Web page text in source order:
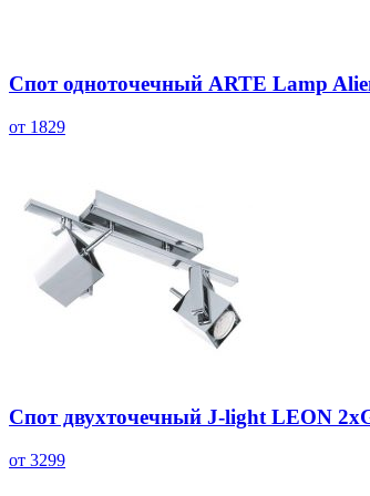
Спот одноточечный ARTE Lamp
от 1829
Спот двухточечный J-light LEON
от 3299